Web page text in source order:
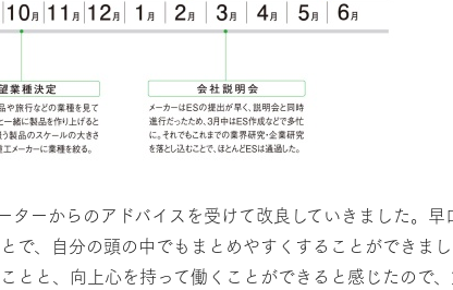
ーからのアドバイスを受けて改良していきました。
、自分の頭の中でもまとめやすくすることができまし
と、向上心を持って働くことができると感じたので